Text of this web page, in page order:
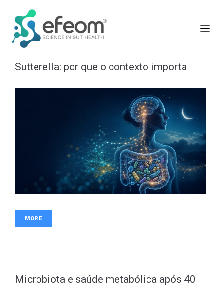
Sutterella: por que o contexto importa
MORE
Microbiota e saúde metabólica após 40